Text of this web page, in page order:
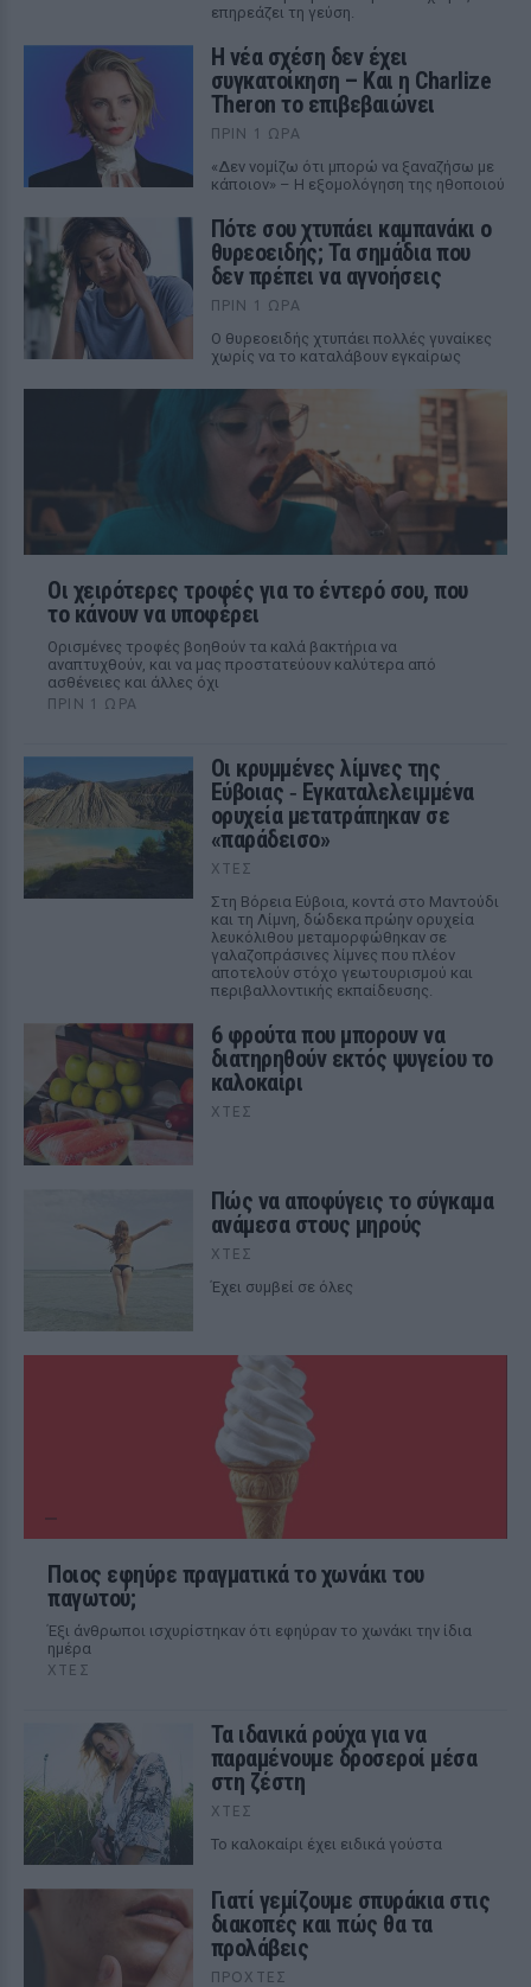
επηρεάζει τη γεύση.
Η νέα σχέση δεν έχει
συγκατοίκηση – Και η Charlize
Theron το επιβεβαιώνει
ΠΡΙΝ 1 ΏΡΑ
«Δεν νομίζω ότι μπορώ να ξαναζήσω με
κάποιον» – Η εξομολόγηση της ηθοποιού
Πότε σου χτυπάει καμπανάκι ο
θυρεοειδής; Τα σημάδια που
δεν πρέπει να αγνοήσεις
ΠΡΙΝ 1 ΏΡΑ
Ο θυρεοειδής χτυπάει πολλές γυναίκες
χωρίς να το καταλάβουν εγκαίρως
Οι χειρότερες τροφές για το έντερό σου, που
το κάνουν να υποφέρει
Ορισμένες τροφές βοηθούν τα καλά βακτήρια να
αναπτυχθούν, και να μας προστατεύουν καλύτερα από
ασθένειες και άλλες όχι
ΠΡΙΝ 1 ΏΡΑ
Οι κρυμμένες λίμνες της
Εύβοιας ‑ Εγκαταλελειμμένα
ορυχεία μετατράπηκαν σε
«παράδεισο»
ΧΤΕΣ
Στη Βόρεια Εύβοια, κοντά στο Μαντούδι
και τη Λίμνη, δώδεκα πρώην ορυχεία
λευκόλιθου μεταμορφώθηκαν σε
γαλαζοπράσινες λίμνες που πλέον
αποτελούν στόχο γεωτουρισμού και
περιβαλλοντικής εκπαίδευσης.
6 φρούτα που μπορουν να
διατηρηθούν εκτός ψυγείου το
καλοκαίρι
ΧΤΕΣ
Πώς να αποφύγεις το σύγκαμα
ανάμεσα στους μηρούς
ΧΤΕΣ
Έχει συμβεί σε όλες
Ποιος εφηύρε πραγματικά το χωνάκι του
παγωτού;
Έξι άνθρωποι ισχυρίστηκαν ότι εφηύραν το χωνάκι την ίδια
ημέρα
ΧΤΕΣ
Τα ιδανικά ρούχα για να
παραμένουμε δροσεροί μέσα
στη ζέστη
ΧΤΕΣ
To καλοκαίρι έχει ειδικά γούστα
Γιατί γεμίζουμε σπυράκια στις
διακοπές και πώς θα τα
προλάβεις
ΠΡΟΧΤΈΣ